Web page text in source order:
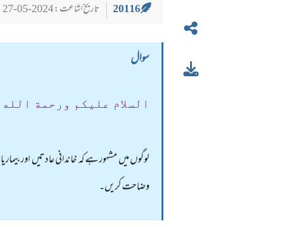
20116 تاریخ اشاعت : 2024-05-27
سوال
السلام عليكم ورحمة
لوگوں میں مشہور ہے کہ خاندانی عادتیں اور
وضاحت کریں۔